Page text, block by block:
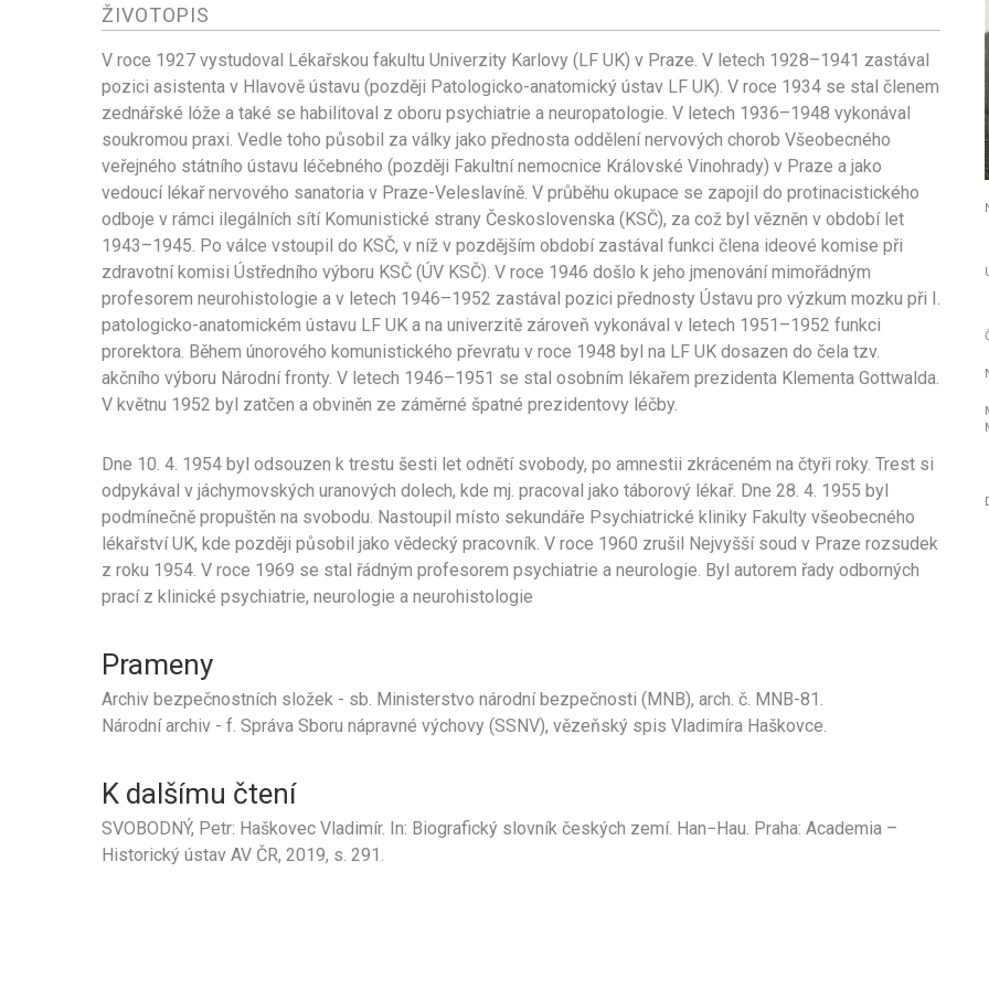
ŽIVOTOPIS
V roce 1927 vystudoval Lékařskou fakultu Univerzity Karlovy (LF UK) v Praze. V letech 1928–1941 zastával
pozici asistenta v Hlavově ústavu (později Patologicko-anatomický ústav LF UK). V roce 1934 se stal členem
zednářské lóže a také se habilitoval z oboru psychiatrie a neuropatologie. V letech 1936–1948 vykonával
soukromou praxi. Vedle toho působil za války jako přednosta oddělení nervových chorob Všeobecného
veřejného státního ústavu léčebného (později Fakultní nemocnice Královské Vinohrady) v Praze a jako
vedoucí lékař nervového sanatoria v Praze-Veleslavíně. V průběhu okupace se zapojil do protinacistického
odboje v rámci ilegálních sítí Komunistické strany Československa (KSČ), za což byl vězněn v období let
1943–1945. Po válce vstoupil do KSČ, v níž v pozdějším období zastával funkci člena ideové komise při
zdravotní komisi Ústředního výboru KSČ (ÚV KSČ). V roce 1946 došlo k jeho jmenování mimořádným
profesorem neurohistologie a v letech 1946–1952 zastával pozici přednosty Ústavu pro výzkum mozku při I.
patologicko-anatomickém ústavu LF UK a na univerzitě zároveň vykonával v letech 1951–1952 funkci
prorektora. Během únorového komunistického převratu v roce 1948 byl na LF UK dosazen do čela tzv.
akčního výboru Národní fronty. V letech 1946–1951 se stal osobním lékařem prezidenta Klementa Gottwalda.
V květnu 1952 byl zatčen a obviněn ze záměrné špatné prezidentovy léčby.
Dne 10. 4. 1954 byl odsouzen k trestu šesti let odnětí svobody, po amnestii zkráceném na čtyři roky. Trest si
odpykával v jáchymovských uranových dolech, kde mj. pracoval jako táborový lékař. Dne 28. 4. 1955 byl
podmínečně propuštěn na svobodu. Nastoupil místo sekundáře Psychiatrické kliniky Fakulty všeobecného
lékařství UK, kde později působil jako vědecký pracovník. V roce 1960 zrušil Nejvyšší soud v Praze rozsudek
z roku 1954. V roce 1969 se stal řádným profesorem psychiatrie a neurologie. Byl autorem řady odborných
prací z klinické psychiatrie, neurologie a neurohistologie
Prameny
Archiv bezpečnostních složek - sb. Ministerstvo národní bezpečnosti (MNB), arch. č. MNB-81.
Národní archiv - f. Správa Sboru nápravné výchovy (SSNV), vězeňský spis Vladimíra Haškovce.
K dalšímu čtení
SVOBODNÝ, Petr: Haškovec Vladimír. In: Biografický slovník českých zemí. Han−Hau. Praha: Academia –
Historický ústav AV ČR, 2019, s. 291.